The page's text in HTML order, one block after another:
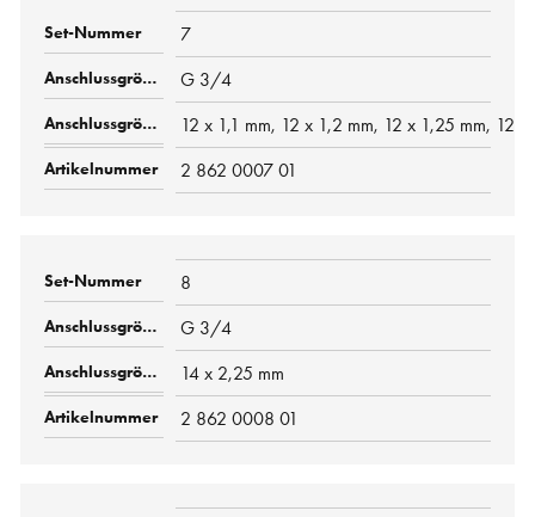
7
G 3/4
12 x 1,1 mm, 12 x 1,2 mm, 12 x 1,25 mm, 12 x
2 862 0007 01
8
G 3/4
14 x 2,25 mm
2 862 0008 01